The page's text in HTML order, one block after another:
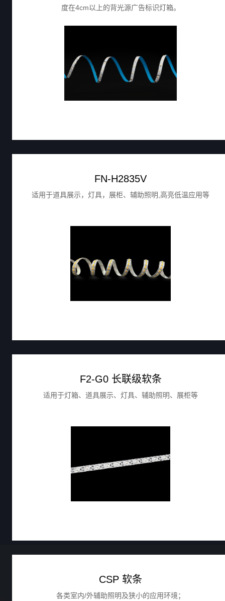
度在4cm以上的背光源广告标识灯箱。
FN-H2835V
适用于道具展示，灯具，展柜、辅助照明,高亮低温应用等
F2-G0 长联级软条
适用于灯箱、道具展示、灯具、辅助照明、展柜等
CSP 软条
各类室内/外辅助照明及狭小的应用环境；